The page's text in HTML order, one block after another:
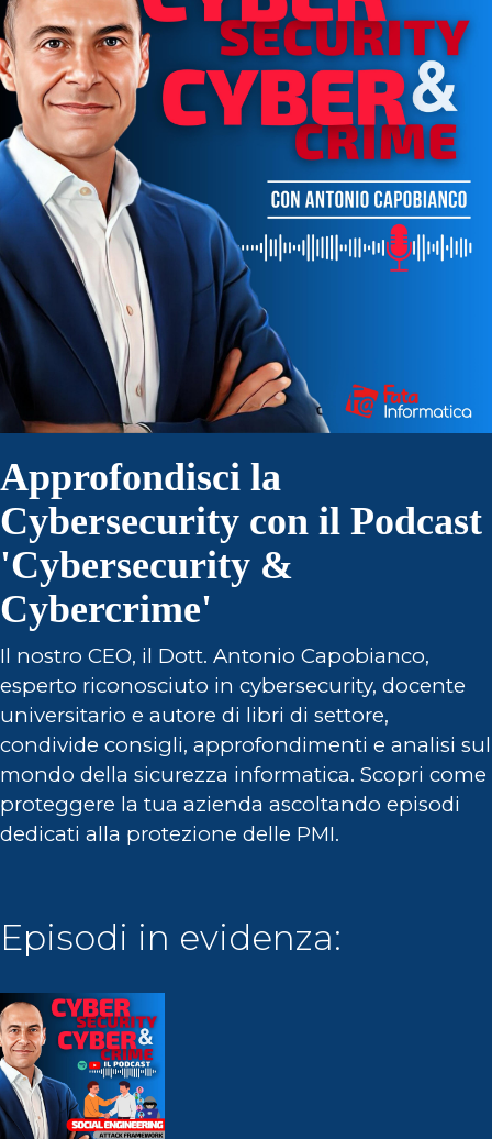
Approfondisci la
Cybersecurity con il Podcast
'Cybersecurity &
Cybercrime'
Il nostro CEO, il Dott. Antonio Capobianco,
esperto riconosciuto in cybersecurity, docente
universitario e autore di libri di settore,
condivide consigli, approfondimenti e analisi sul
mondo della sicurezza informatica. Scopri come
proteggere la tua azienda ascoltando episodi
dedicati alla protezione delle PMI.
Episodi in evidenza: